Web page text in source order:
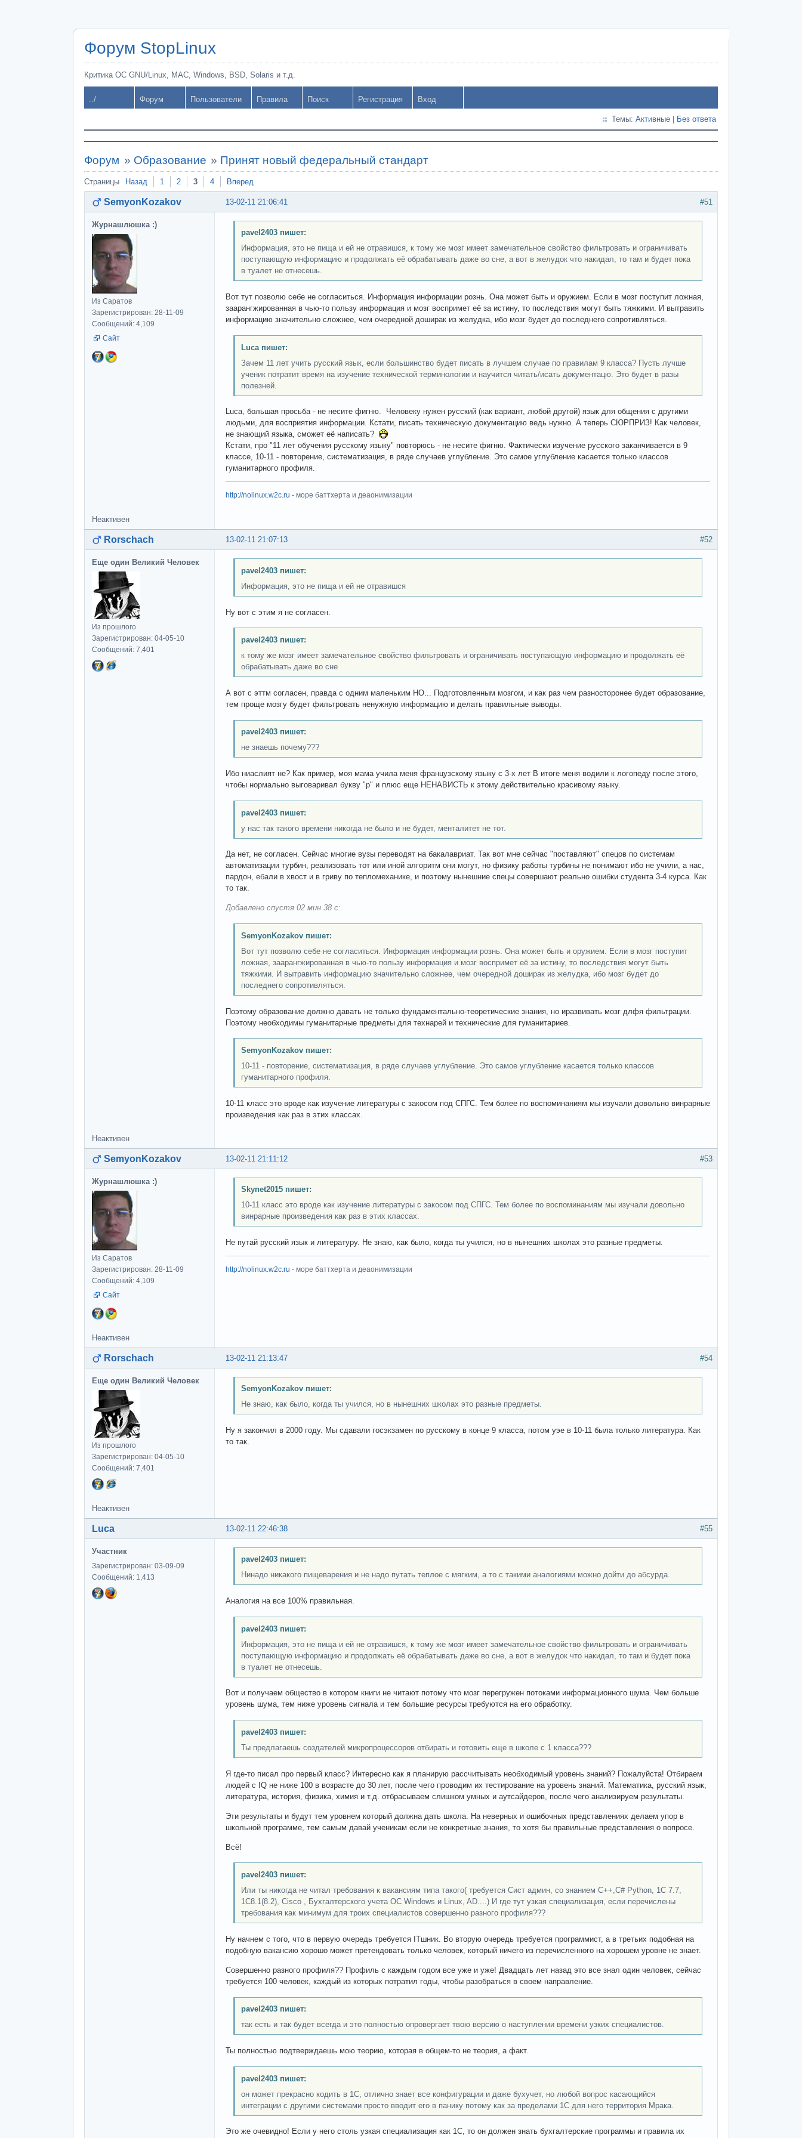
Форум StopLinux
Критика ОС GNU/Linux, MAC, Windows, BSD, Solaris и т.д.
../ Форум Пользователи Правила Поиск Регистрация Вход
Темы: Активные Без ответа
Форум » Образование » Принят новый федеральный стандарт
Страницы Назад 1 2 3 4 Вперед
#51
13-02-11 21:06:41
SemyonKozakov
Журнашлюшка :)
Из Саратов
Зарегистрирован: 28-11-09
Сообщений: 4,109
Сайт
pavel2403 пишет:
Информация, это не пища и ей не отравишся, к тому же мозг имеет замечательное свойство фильтровать и ограничивать
поступающую информацию и продолжать её обрабатывать даже во сне, а вот в желудок что накидал, то там и будет пока
в туалет не отнесешь.
Вот тут позволю себе не согласиться. Информация информации рознь. Она может быть и оружием. Если в мозг поступит ложная,
заарангжированная в чью-то пользу информация и мозг воспримет её за истину, то последствия могут быть тяжкими. И вытравить
информацию значительно сложнее, чем очередной доширак из желудка, ибо мозг будет до последнего сопротивляться.
Luca пишет:
Зачем 11 лет учить русский язык, если большинство будет писать в лучшем случае по правилам 9 класса? Пусть лучше
ученик потратит время на изучение технической терминологии и научится читать/исать документацю. Это будет в разы
полезней.
Luca, большая просьба - не несите фигню. Человеку нужен русский (как вариант, любой другой) язык для общения с другими
людьми, для восприятия информации. Кстати, писать техническую документацию ведь нужно. А теперь СЮРПРИЗ! Как человек,
не знающий языка, сможет её написать?
Кстати, про "11 лет обучения русскому языку" повторюсь - не несите фигню. Фактически изучение русского заканчивается в 9
классе, 10-11 - повторение, систематизация, в ряде случаев углубление. Это самое углубление касается только классов
гуманитарного профиля.
http://nolinux.w2c.ru - море баттхерта и деаонимизации
Неактивен
#52
13-02-11 21:07:13
Rorschach
Еще один Великий Человек
Из прошлого
Зарегистрирован: 04-05-10
Сообщений: 7,401
pavel2403 пишет:
Информация, это не пища и ей не отравишся
Ну вот с этим я не согласен.
pavel2403 пишет:
к тому же мозг имеет замечательное свойство фильтровать и ограничивать поступающую информацию и продолжать её
обрабатывать даже во сне
А вот с эттм согласен, правда с одним маленьким НО... Подготовленным мозгом, и как раз чем разносторонее будет образование,
тем проще мозгу будет фильтровать ненужную информацию и делать правильные выводы.
pavel2403 пишет:
не знаешь почему???
Ибо ниаслият не? Как пример, моя мама учила меня французскому языку с 3-х лет В итоге меня водили к логопеду после этого,
чтобы нормально выговаривал букву "р" и плюс еще НЕНАВИСТЬ к этому действительно красивому языку.
pavel2403 пишет:
у нас так такого времени никогда не было и не будет, менталитет не тот.
Да нет, не согласен. Сейчас многие вузы переводят на бакалавриат. Так вот мне сейчас "поставляют" спецов по системам
автоматизации турбин, реализовать тот или иной алгоритм они могут, но физику работы турбины не понимают ибо не учили, а нас,
пардон, ебали в хвост и в гриву по тепломеханике, и поэтому нынешние спецы совершают реально ошибки студента 3-4 курса. Как
то так.
Добавлено спустя 02 мин 38 с:
SemyonKozakov пишет:
Вот тут позволю себе не согласиться. Информация информации рознь. Она может быть и оружием. Если в мозг поступит
ложная, заарангжированная в чью-то пользу информация и мозг воспримет её за истину, то последствия могут быть
тяжкими. И вытравить информацию значительно сложнее, чем очередной доширак из желудка, ибо мозг будет до
последнего сопротивляться.
Поэтому образование должно давать не только фундаментально-теоретические знания, но иразвивать мозг длфя фильтрации.
Поэтому необходимы гуманитарные предметы для технарей и технические для гуманитариев.
SemyonKozakov пишет:
10-11 - повторение, систематизация, в ряде случаев углубление. Это самое углубление касается только классов
гуманитарного профиля.
10-11 класс это вроде как изучение литературы с закосом под СПГС. Тем более по воспоминаниям мы изучали довольно винрарные
произведения как раз в этих классах.
Неактивен
#53
13-02-11 21:11:12
SemyonKozakov
Журнашлюшка :)
Из Саратов
Зарегистрирован: 28-11-09
Сообщений: 4,109
Сайт
Skynet2015 пишет:
10-11 класс это вроде как изучение литературы с закосом под СПГС. Тем более по воспоминаниям мы изучали довольно
винрарные произведения как раз в этих классах.
Не путай русский язык и литературу. Не знаю, как было, когда ты учился, но в нынешних школах это разные предметы.
http://nolinux.w2c.ru - море баттхерта и деаонимизации
Неактивен
#54
13-02-11 21:13:47
Rorschach
Еще один Великий Человек
Из прошлого
Зарегистрирован: 04-05-10
Сообщений: 7,401
SemyonKozakov пишет:
Не знаю, как было, когда ты учился, но в нынешних школах это разные предметы.
Ну я закончил в 2000 году. Мы сдавали госэкзамен по русскому в конце 9 класса, потом уэе в 10-11 была только литература. Как
то так.
Неактивен
#55
13-02-11 22:46:38
Luca
Участник
Зарегистрирован: 03-09-09
Сообщений: 1,413
pavel2403 пишет:
Нинадо никакого пищеварения и не надо путать теплое с мягким, а то с такими аналогиями можно дойти до абсурда.
Аналогия на все 100% правильная.
pavel2403 пишет:
Информация, это не пища и ей не отравишся, к тому же мозг имеет замечательное свойство фильтровать и ограничивать
поступающую информацию и продолжать её обрабатывать даже во сне, а вот в желудок что накидал, то там и будет пока
в туалет не отнесешь.
Вот и получаем общество в котором книги не читают потому что мозг перегружен потоками информационного шума. Чем больше
уровень шума, тем ниже уровень сигнала и тем большие ресурсы требуются на его обработку.
pavel2403 пишет:
Ты предлагаешь создателей микропроцессоров отбирать и готовить еще в школе с 1 класса???
Я где-то писал про первый класс? Интересно как я планирую рассчитывать необходимый уровень знаний? Пожалуйста! Отбираем
людей с IQ не ниже 100 в возрасте до 30 лет, после чего проводим их тестирование на уровень знаний. Математика, русский язык,
литература, история, физика, химия и т.д. отбрасываем слишком умных и аутсайдеров, после чего анализируем результаты.
Эти результаты и будут тем уровнем который должна дать школа. На неверных и ошибочных представлениях делаем упор в
школьной программе, тем самым давай ученикам если не конкретные знания, то хотя бы правильные представления о вопросе.
Всё!
pavel2403 пишет:
Или ты никогда не читал требования к вакансиям типа такого( требуется Сист админ, со знанием С++,С# Python, 1С 7.7,
1С8.1(8.2), Cisco , Бухгалтерского учета ОС Windows и Linux, AD....) И где тут узкая специализация, если перечислены
требования как минимум для троих специалистов совершенно разного профиля???
Ну начнем с того, что в первую очередь требуется ITшник. Во вторую очередь требуется программист, а в третьих подобная на
подобную вакансию хорошо может претендовать только человек, который ничего из перечисленного на хорошем уровне не знает.
Совершенно разного профиля?? Профиль с каждым годом все уже и уже! Двадцать лет назад это все знал один человек, сейчас
требуется 100 человек, каждый из которых потратил годы, чтобы разобраться в своем направление.
pavel2403 пишет:
так есть и так будет всегда и это полностью опровергает твою версию о наступлении времени узких специалистов.
Ты полностью подтверждаешь мою теорию, которая в общем-то не теория, а факт.
pavel2403 пишет:
он может прекрасно кодить в 1С, отлично знает все конфигурации и даже бухучет, но любой вопрос касающийся
интеграции с другими системами просто вводит его в панику потому как за пределами 1С для него территория Мрака.
Это же очевидно! Если у него столь узкая специализация как 1С, то он должен знать бухгалтерские программы и правила их